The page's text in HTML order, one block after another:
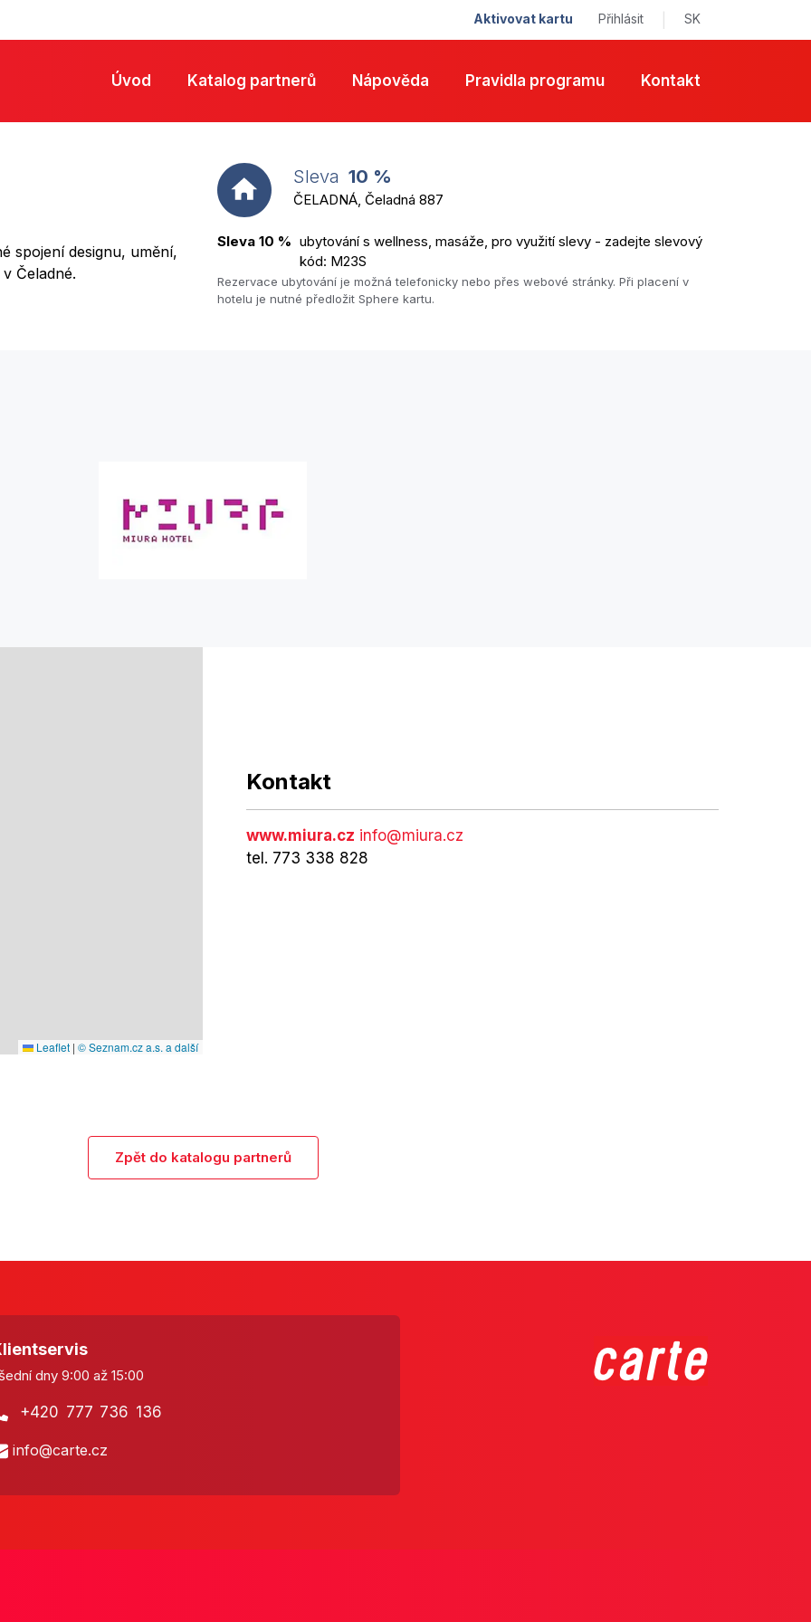
Aktivovat kartu Přihlásit SK
Úvod Katalog partnerů Nápověda Pravidla programu Kontakt
spojení designu, umění,
Čeladné.
Sleva 10 %
ČELADNÁ, Čeladná 887
Sleva 10 % ubytování s wellness, masáže, pro využití slevy - zadejte slevový
kód: M23S
Rezervace ubytování je možná telefonicky nebo přes webové stránky. Při placení v
hotelu je nutné předložit Sphere kartu.
Leaflet | © Seznam.cz a.s. a další
Kontakt
www.miura.cz info@miura.cz
tel. 773 338 828
Zpět do katalogu partnerů
dny 9:00 až 15:00
+420 777 736 136
info@carte.cz